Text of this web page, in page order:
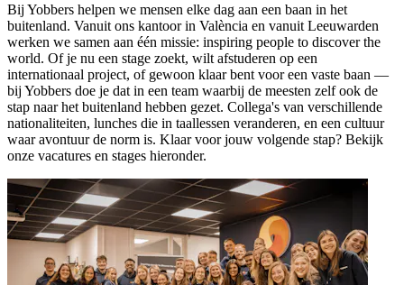
Bij Yobbers helpen we mensen elke dag aan een baan in het
buitenland. Vanuit ons kantoor in València en vanuit Leeuwarden
werken we samen aan één missie: inspiring people to discover the
world. Of je nu een stage zoekt, wilt afstuderen op een
internationaal project, of gewoon klaar bent voor een vaste baan —
bij Yobbers doe je dat in een team waarbij de meesten zelf ook de
stap naar het buitenland hebben gezet. Collega's van verschillende
nationaliteiten, lunches die in taallessen veranderen, en een cultuur
waar avontuur de norm is. Klaar voor jouw volgende stap? Bekijk
onze vacatures en stages hieronder.